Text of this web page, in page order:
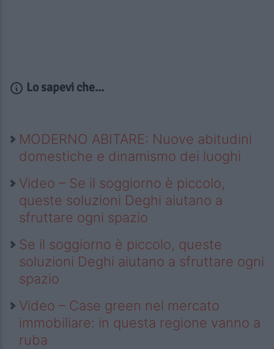
Lo sapevi che...
MODERNO ABITARE: Nuove abitudini
domestiche e dinamismo dei luoghi
Video – Se il soggiorno è piccolo,
queste soluzioni Deghi aiutano a
sfruttare ogni spazio
Se il soggiorno è piccolo, queste
soluzioni Deghi aiutano a sfruttare ogni
spazio
Video – Case green nel mercato
immobiliare: in questa regione vanno a
ruba